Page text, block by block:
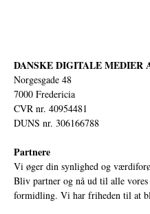
DANSKE DIGITALE MEDIER
Norgesgade 48
7000 Fredericia
CVR nr. 40954481
DUNS nr. 306166788
Partnere
Vi øger din synlighed og
Bliv partner og nå ud til alle
formidling. Vi har friheden til at